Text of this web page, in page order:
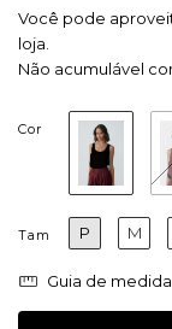
Você pode
loja.
Não acumulável
Cor
Tam P M
Guia de